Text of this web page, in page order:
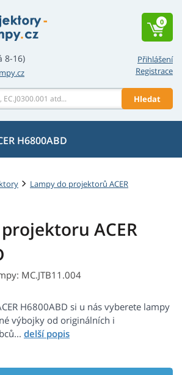
Přihlášení
Registrace
8-16)
Hledat
0
H6800ABD
Lampy do projektorů ACER
ACER
MC.JTB11.004
H6800ABD si u nás vyberete lampy
výbojky od originálních i